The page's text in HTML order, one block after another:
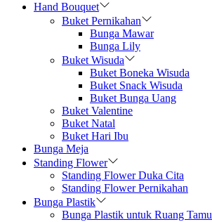
Hand Bouquet
Buket Pernikahan
Bunga Mawar
Bunga Lily
Buket Wisuda
Buket Boneka Wisuda
Buket Snack Wisuda
Buket Bunga Uang
Buket Valentine
Buket Natal
Buket Hari Ibu
Bunga Meja
Standing Flower
Standing Flower Duka Cita
Standing Flower Pernikahan
Bunga Plastik
Bunga Plastik untuk Ruang Tamu